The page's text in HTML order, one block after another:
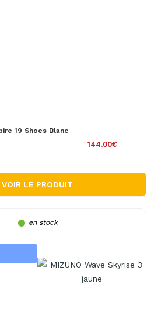
19 Shoes Blanc
144.00€
VOIR LE PRODUIT
en stock